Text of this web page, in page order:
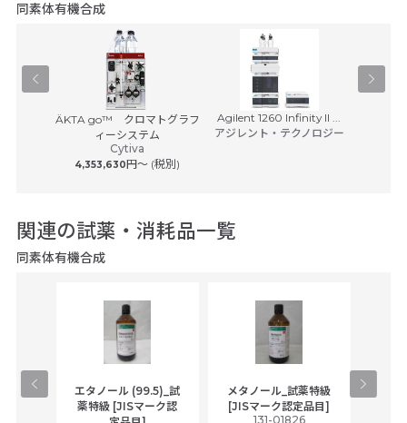
同素体有機合成
ÄKTA go™ クロマトグラフ
ィーシステム
Cytiva
4,353,630円〜 (税別)
Agilent 1260 Infinity II ...
アジレント・テクノロジー
関連の試薬・消耗品一覧
同素体有機合成
エタノール (99.5)_試
薬特級 [JISマーク認
メタノール_試薬特級
[JISマーク認定品目]
131-01826